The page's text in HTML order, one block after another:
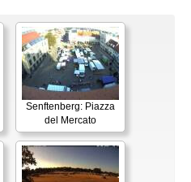
Senftenberg: Piazza
del Mercato